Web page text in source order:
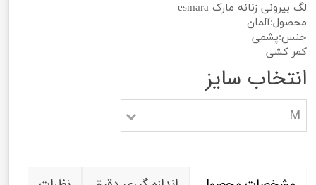
لگ بیرونی زنانه مارک esmara
محصول:آلمان
جنس:پشمی
کمر کشی
انتخاب سایز
M